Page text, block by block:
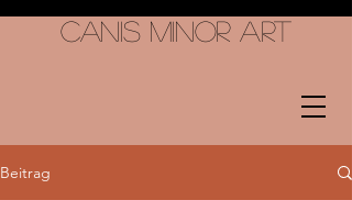
Canis Minor Art
Beitrag